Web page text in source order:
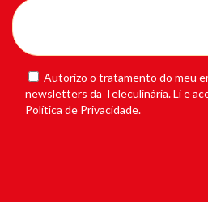
Autorizo o tratamento do meu
newsletters da Teleculinária. Li e
Política de Privacidade.